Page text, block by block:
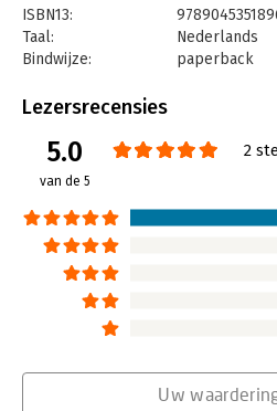
ISBN13:
Taal:
Nederlands
Bindwijze:
paperback
Uitgever:
Verschijningsdatum:
12-10-2018
Hoofdrubriek:
Serie:
Dummies
Lezersrecensies
5.0
van de 5
2
Uw